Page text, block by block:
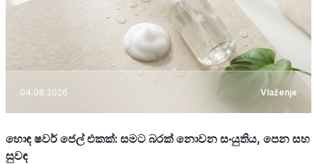
04.08.2026 Vlaženje
හොඳ ෂවර් ජෙල් එකක්: සමට බරක් නොවන සංයුතිය, පෙන සහ
සුවඳ